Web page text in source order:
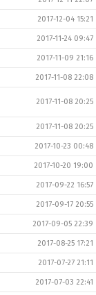
2017-12-04 15:21
2017-11-24 09:47
2017-11-09 21:16
2017-11-08 22:08
2017-11-08 20:25
2017-11-08 20:25
2017-10-23 00:48
2017-10-20 19:00
2017-09-22 16:57
2017-09-17 20:55
2017-09-05 22:39
2017-08-25 17:21
2017-07-27 21:11
2017-07-03 22:41